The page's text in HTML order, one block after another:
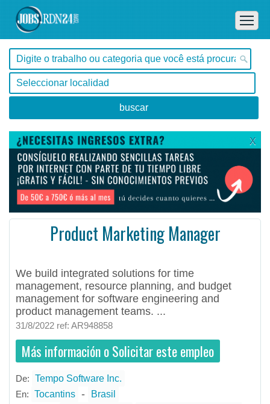
X
Product Marketing Manager
We build integrated solutions for time
management, resource planning, and budget
management for software engineering and
product management teams. ...
31/8/2022 ref: AR948858
Más información o Solicitar este empleo
De: Tempo Software Inc.
En: Tocantins -
Brasil